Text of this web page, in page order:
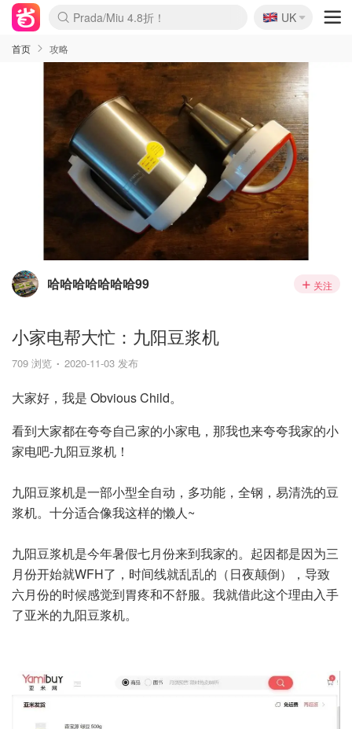
Prada/Miu 4.8折！
🇬🇧
UK
首页 攻略
哈哈哈哈哈哈哈99 关注
小家电帮大忙：九阳豆浆机
709 浏览 2020-11-03 发布
大家好，我是 Obvious Child。
看到大家都在夸夸自己家的小家电，那我也来夸夸我家的小
家电吧-九阳豆浆机！
九阳豆浆机是一部小型全自动，多功能，全钢，易清洗的豆
浆机。十分适合像我这样的懒人~
九阳豆浆机是今年暑假七月份来到我家的。起因都是因为三
月份开始就WFH了，时间线就乱乱的（日夜颠倒），导致
六月份的时候感觉到胃疼和不舒服。我就借此这个理由入手
了亚米的九阳豆浆机。